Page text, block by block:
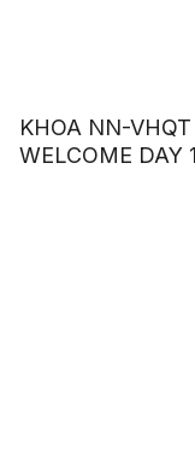
KHOA NN-
WELCOME DAY